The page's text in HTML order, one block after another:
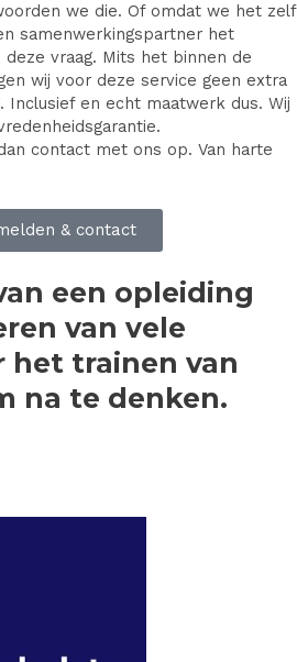
we die. Of omdat we het zelf
samenwerkingspartner het
vraag. Mits het binnen de
wij voor deze service geen extra
Inclusief en echt maatwerk dus. Wij
contact met ons op. Van harte
& contact
een opleiding
van vele
het trainen van
na te denken.